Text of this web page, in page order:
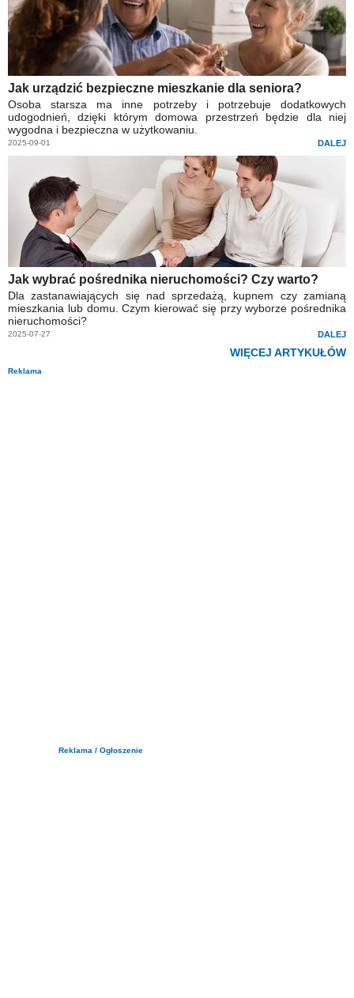
Jak urządzić bezpieczne mieszkanie dla seniora?
Osoba starsza ma inne potrzeby i potrzebuje dodatkowych
udogodnień, dzięki którym domowa przestrzeń będzie dla niej
wygodna i bezpieczna w użytkowaniu.
2025-09-01 DALEJ
Jak wybrać pośrednika nieruchomości? Czy warto?
Dla zastanawiających się nad sprzedażą, kupnem czy zamianą
mieszkania lub domu. Czym kierować się przy wyborze pośrednika
nieruchomości?
2025-07-27 DALEJ
WIĘCEJ ARTYKUŁÓW
Reklama
Reklama / Ogłoszenie